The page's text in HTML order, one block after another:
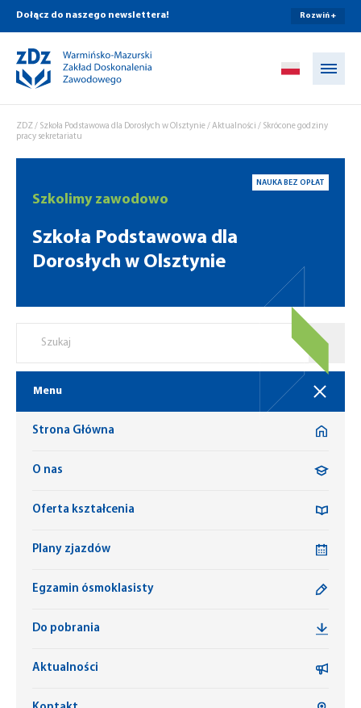
Dołącz do naszego newslettera! Rozwiń +
ZDZ/ Szkoła Podstawowa dla Dorosłych w Olsztynie/ Aktualności / Skrócone godziny
pracy sekretariatu
NAUKA BEZ OPŁAT
Szkolimy zawodowo
Szkoła Podstawowa dla
Dorosłych w Olsztynie
Menu
Strona Główna
O nas
Oferta kształcenia
Plany zjazdów
Egzamin ósmoklasisty
Do pobrania
Aktualności